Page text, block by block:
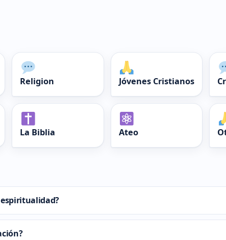
Religion Jóvenes Cristianos
La Biblia Ateo